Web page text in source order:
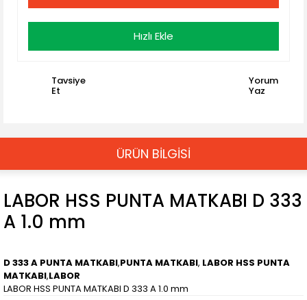
Hızlı Ekle
Tavsiye
Et
Yorum
Yaz
ÜRÜN BİLGİSİ
LABOR HSS PUNTA MATKABI D 333
A 1.0 mm
D 333 A PUNTA MATKABI,PUNTA MATKABI, LABOR HSS PUNTA
MATKABI,LABOR
LABOR HSS PUNTA MATKABI D 333 A 1.0 mm